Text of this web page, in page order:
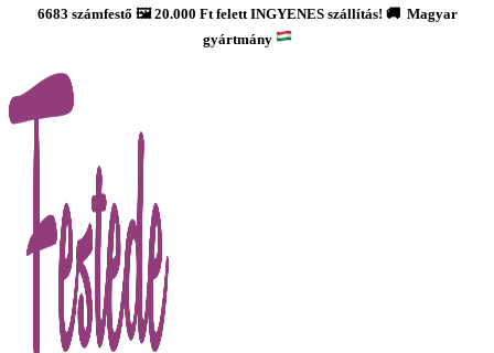
6683 számfestő 🖼️ 20.000 Ft felett INGYENES szállítás! 🚚 Magyar
gyártmány